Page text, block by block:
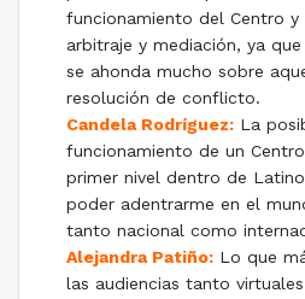
funcionamiento del Centro y
arbitraje y mediación, ya
se ahonda mucho sobre
resolución de conflicto.
Candela Rodríguez:La
funcionamiento de un
primer nivel dentro de
poder adentrarme en el
tanto nacional como
Alejandra Patiño: Lo que
las audiencias tanto